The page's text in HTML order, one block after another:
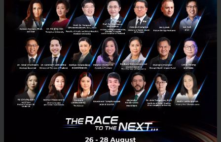
บัญญัติ 10 ประการสู่ความสำเร็จโดย แจ็ค หม่า แห่ง Alibaba
ในเวลานี้คงไม่มีใครไม่รู้จัก แจ็ค หม่า ผู้ก่อตั้ง Alibaba บริษัท e-commerce
รายใหญ่ของจีนที่ประสบความสำเร็จอย่างมากจนทำให้ หม่า กลายเป็น
บุคคลที่ร่ำรวยที่สุดในประเทศจีน ตัวเขาเองเริ...
สิงหาคม 28, 2015| ByTechsauce Team
Tech & Biz Alibaba Jack Ma Startup